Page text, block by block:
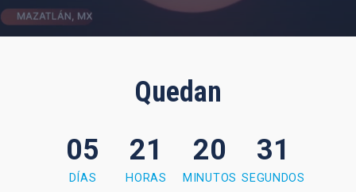
Quedan
29 seconds
05
DÍAS
21
HORAS
20
MINUTOS
30
SEGUNDOS